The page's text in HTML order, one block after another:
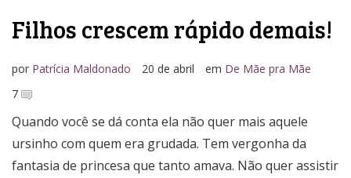
Filhos crescem rápido demais!
por Patrícia Maldonado 20 de abril em De Mãe pra Mãe
7
Quando você se dá conta ela não quer mais aquele
ursinho com quem era grudada. Tem vergonha da
fantasia de princesa que tanto amava. Não quer assistir